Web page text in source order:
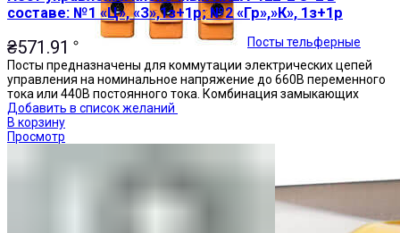
Посты тельферные
составе: №1 «Ц», «З»,1з+1р; №2 «Гр»,»К», 1з+1р
₴571.91
Посты предназначены для коммутации электрических цепей
управления на номинальное напряжение до 660В переменного
тока или 440В постоянного тока. Комбинация замыкающих
Добавить в список желаний
В корзину
Просмотр